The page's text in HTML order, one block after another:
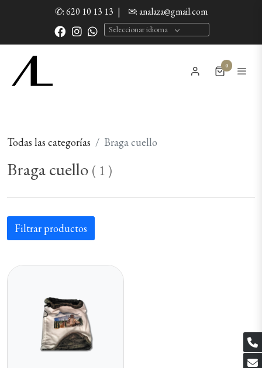
✆: 620 10 13 13 | ✉: analaza@gmail.com
Seleccionar idioma
0
Todas las categorías Braga cuello
Braga cuello ( 1 )
Filtrar productos